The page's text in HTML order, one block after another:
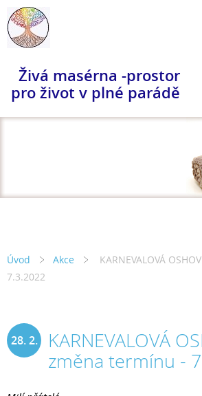
Živá masérna -prostor
pro život v plné parádě
Úvod Akce
KARNEVALOVÁ
7.3.2022
28. 2.
KARNEVALOVÁ
změna termínu -